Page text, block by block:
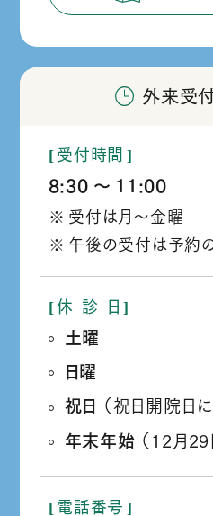
外来受
受付時間
8:30
か
ら
11:00
受付は月～金曜
午後の受付は予約
休 診 日
土曜
日曜
祝日 （ 祝日開院日
年末年始 （12月29
電話番号